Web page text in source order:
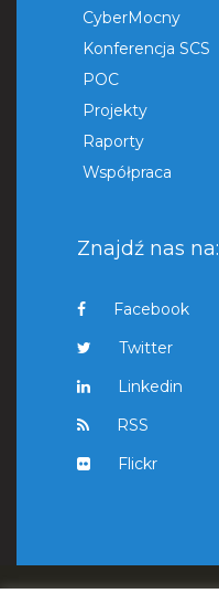
CyberMocny
Konferencja SCS
POC
Projekty
Raporty
Współpraca
Znajdź nas na:
Facebook
Twitter
Linkedin
RSS
Flickr